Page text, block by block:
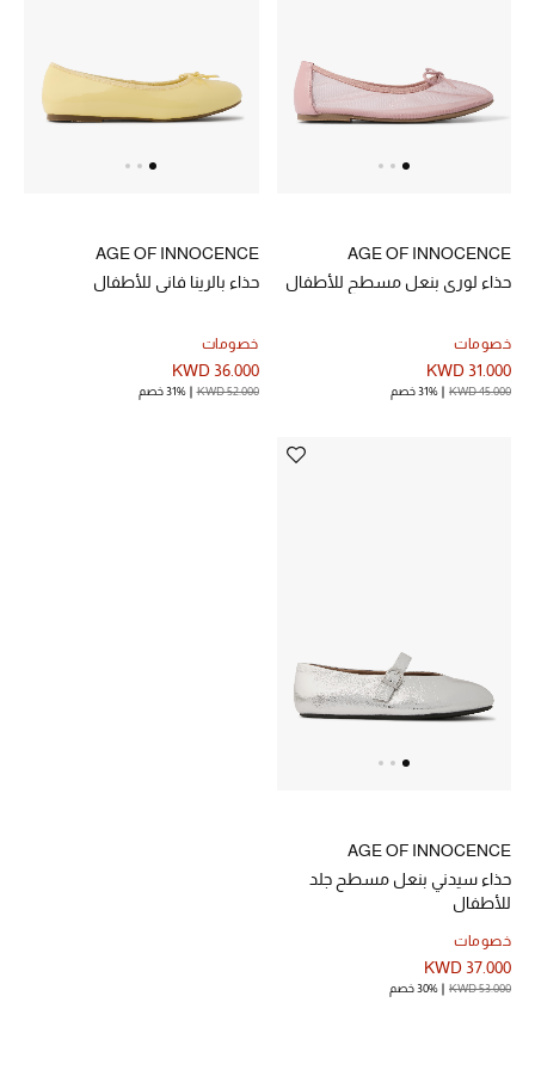
خصم حتى 70%
تسوقوا الآن
ما وصلنا حديثاً
النساء
مستلزمات المنزل
جديد لدينا
نسوقوا أحدث ما وصلنا
AGE OF INNOCENCE
حذاء لوري بنعل مسطح للأطفال
خصومات
KWD 31.000
KWD 45.000 31% خصم
AGE OF INNOCENCE
حذاء بالرينا فاني للأطفال
خصومات
KWD 36.000
KWD 52.000 31% خصم
AGE OF INNOCENCE
حذاء سيدني بنعل مسطح جلد
للأطفال
خصومات
KWD 37.000
KWD 53.000 30% خصم